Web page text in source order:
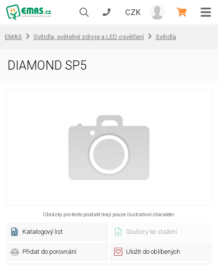
CZK
EMAS Svítidla, světelné zdroje a LED osvětlení Svítidla
DIAMOND SP5
Obrázky pro tento produkt mají pouze ilustrativní charakter.
Katalogový list Soubory ke stažení
Přidat do porovnání Uložit do oblíbených